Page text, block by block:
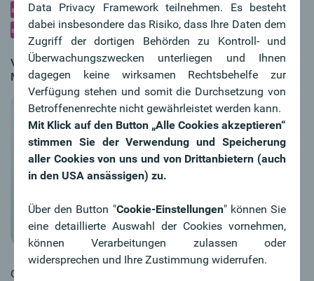
Druckauflösung Vollbild
Druckauflösung Portrait
Vorstandsdirektorin
Mag.aIsabella Lehner, MBA
Quelle: Sabine Kneidinger
Data Privacy Framework teilnehmen. Es besteht
dabei insbesondere das Risiko, dass Ihre Daten dem
Zugriff der dortigen Behörden zu Kontroll- und
Überwachungszwecken unterliegen und Ihnen
dagegen keine wirksamen Rechtsbehelfe zur
Verfügung stehen und somit die Durchsetzung von
Betroffenenrechte nicht gewährleistet werden kann.
Mit Klick auf den Button „Alle Cookies akzeptieren“
stimmen Sie der Verwendung und Speicherung
aller Cookies von uns und von Drittanbietern (auch
in den USA ansässigen) zu.
Über den Button "Cookie-Einstellungen" können Sie
eine detaillierte Auswahl der Cookies vornehmen,
können Verarbeitungen zulassen oder
widersprechen und Ihre Zustimmung widerrufen.